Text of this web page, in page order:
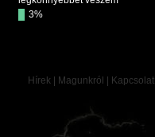
3%
Hírek Magunkról Kapcsolat